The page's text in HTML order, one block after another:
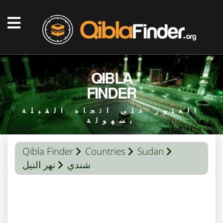
QIBLA
FINDER
العثور على اتجاه القبلة
بسهولة
Qibla Finder Countries
Sudan
نهر النيل
شندي